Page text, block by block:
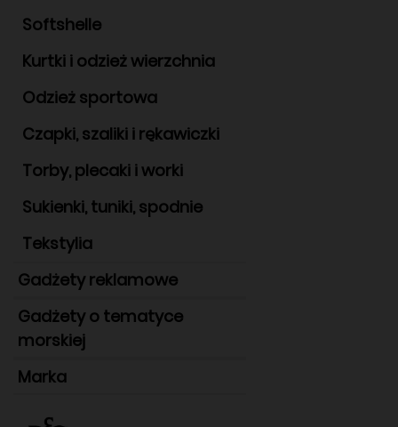
Softshelle
Kurtki i odzież wierzchnia
Odzież sportowa
Czapki, szaliki i rękawiczki
Torby, plecaki i worki
Sukienki, tuniki, spodnie
Tekstylia
Gadżety reklamowe
Gadżety o tematyce
morskiej
Marka